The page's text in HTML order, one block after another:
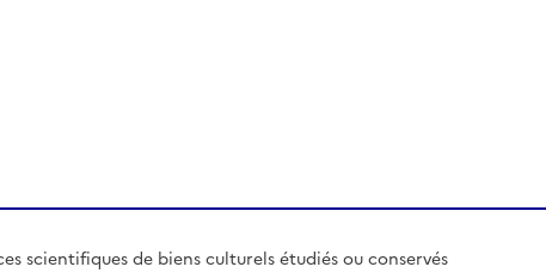
scientifiques de biens culturels étudiés ou conservés